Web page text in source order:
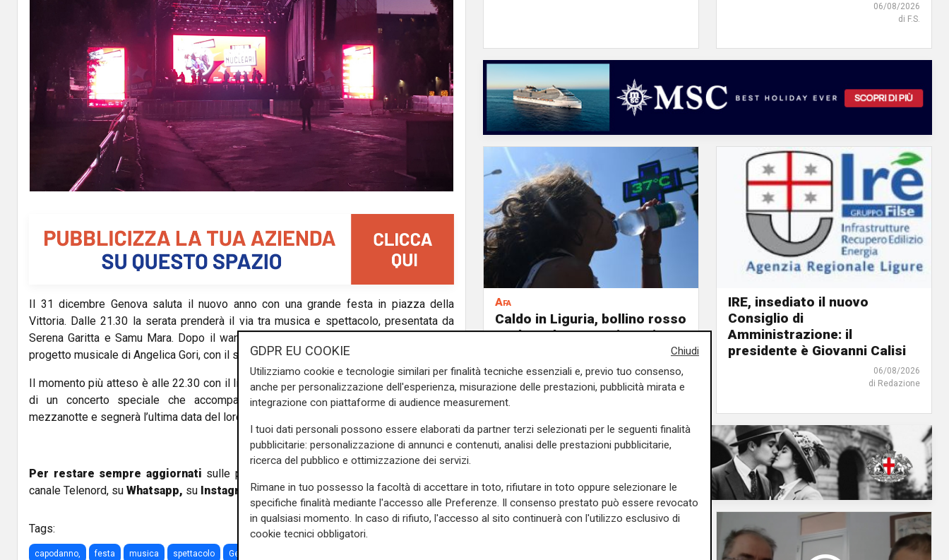
Il 31 dicembre Genova saluta il nuovo anno con una grande festa in piazza della
Vittoria. Dalle 21.30 la serata prenderà il via tra musica e spettacolo, presentata da
Serena Garitta e Samu Mara. Dopo il warm-up dj-set, sul palco salirà Chiamamifaro,
progetto musicale di Angelica Gori, con il suo sound fresco e contemporaneo.
Il momento più atteso è alle 22.30 con il live dei Pinguini Tattici Nucleari, protagonisti
di un concerto speciale che accompagnerà il pubblico fino al countdown di
mezzanotte e segnerà l’ultima data del loro tour prima del 2027.
Per restare sempre aggiornati sulle principali notizie sulla Liguria seguiteci sul
canale Telenord, su Whatsapp, su Instagram,suYoutubee suFacebook.
Tags:
capodanno, festa musica spettacolo Genova
06/08/2026
di F.S.
Afa
Caldo in Liguria, bollino rosso
anche sabato: settimo giorno
06/08/2026
di F.S.
IRE, insediato il nuovo
Consiglio di
Amministrazione: il
presidente è Giovanni Calisi
06/08/2026
di Redazione
Chiudi
GDPR EU COOKIE
Utilizziamo cookie e tecnologie similari per finalità tecniche essenziali e, previo tuo consenso,
anche per personalizzazione dell'esperienza, misurazione delle prestazioni, pubblicità mirata e
integrazione con piattaforme di audience measurement.
I tuoi dati personali possono essere elaborati da partner terzi selezionati per le seguenti finalità
pubblicitarie: personalizzazione di annunci e contenuti, analisi delle prestazioni pubblicitarie,
ricerca del pubblico e ottimizzazione dei servizi.
Rimane in tuo possesso la facoltà di accettare in toto, rifiutare in toto oppure selezionare le
specifiche finalità mediante l'accesso alle Preferenze. Il consenso prestato può essere revocato
in qualsiasi momento. In caso di rifiuto, l'accesso al sito continuerà con l'utilizzo esclusivo di
cookie tecnici obbligatori.